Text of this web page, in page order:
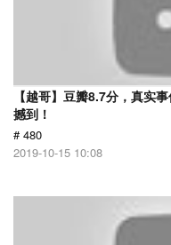
【越哥】豆瓣8.7分，真实
撼到！
# 480
2019-10-15 10:08